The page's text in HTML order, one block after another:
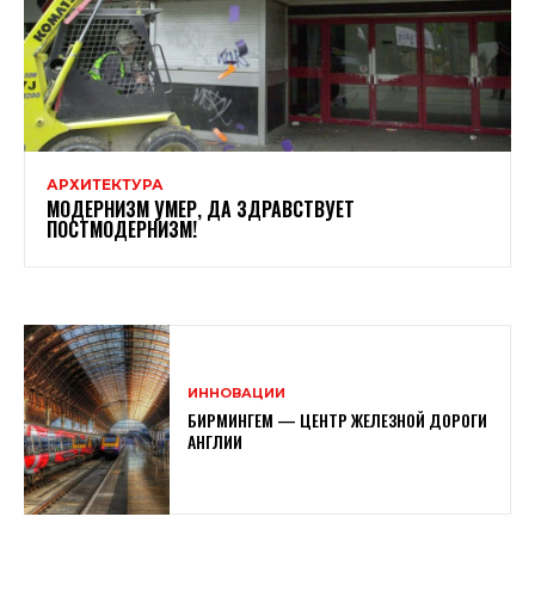
АРХИТЕКТУРА
МОДЕРНИЗМ УМЕР, ДА ЗДРАВСТВУЕТ
ПОСТМОДЕРНИЗМ!
ИННОВАЦИИ
БИРМИНГЕМ — ЦЕНТР ЖЕЛЕЗНОЙ ДОРОГИ
АНГЛИИ